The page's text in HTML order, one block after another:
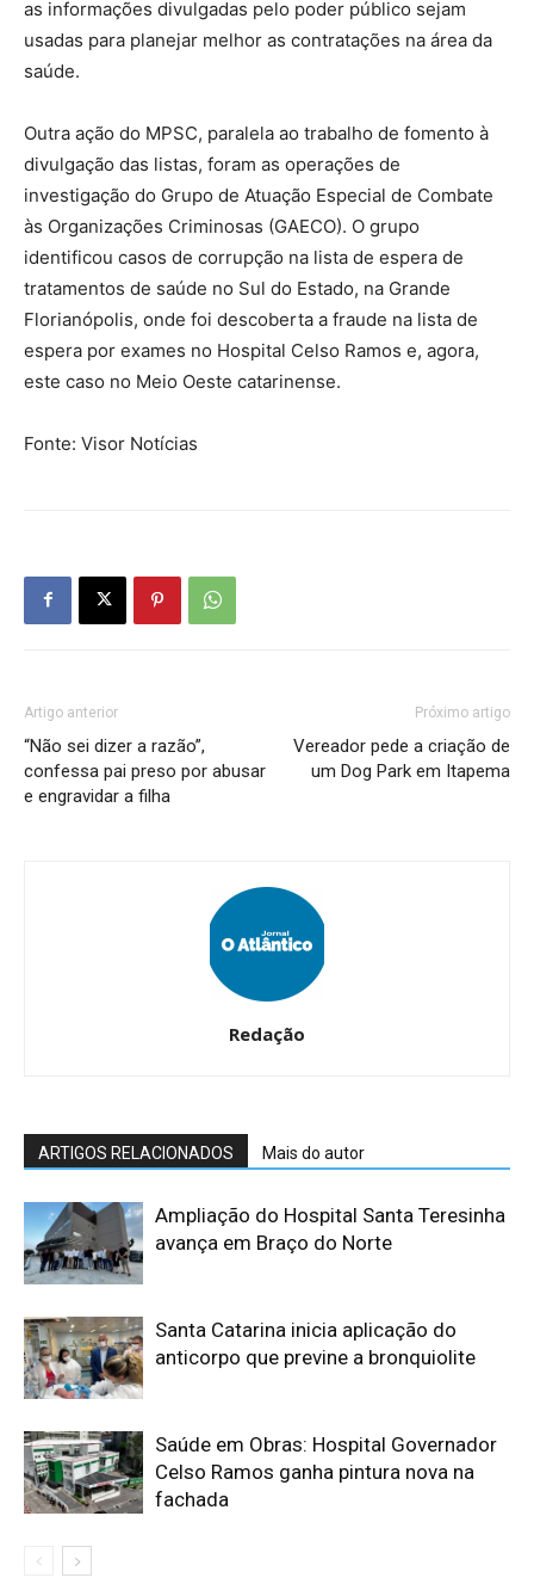
as informações divulgadas pelo poder público sejam
usadas para planejar melhor as contratações na área da
saúde.
Outra ação do MPSC, paralela ao trabalho de fomento à
divulgação das listas, foram as operações de
investigação do Grupo de Atuação Especial de Combate
às Organizações Criminosas (GAECO). O grupo
identificou casos de corrupção na lista de espera de
tratamentos de saúde no Sul do Estado, na Grande
Florianópolis, onde foi descoberta a fraude na lista de
espera por exames no Hospital Celso Ramos e, agora,
este caso no Meio Oeste catarinense.
Fonte: Visor Notícias
Artigo anterior
“Não sei dizer a razão”,
confessa pai preso por abusar
e engravidar a filha
Próximo artigo
Vereador pede a criação de
um Dog Park em Itapema
Redação
ARTIGOS RELACIONADOS Mais do autor
Ampliação do Hospital Santa Teresinha
avança em Braço do Norte
Santa Catarina inicia aplicação do
anticorpo que previne a bronquiolite
Saúde em Obras: Hospital Governador
Celso Ramos ganha pintura nova na
fachada